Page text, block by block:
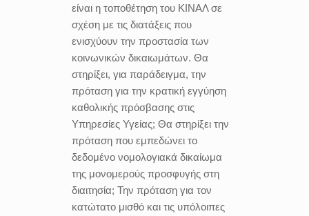
είναι η τοποθέτηση του ΚΙΝΑΛ σε
σχέση με τις διατάξεις που
ενισχύουν την προστασία των
κοινωνικών δικαιωμάτων. Θα
στηρίξει, για παράδειγμα, την
πρόταση για την κρατική εγγύηση
καθολικής πρόσβασης στις
Υπηρεσίες Υγείας; Θα στηρίξει την
πρόταση που εμπεδώνει το
δεδομένο νομολογιακά δικαίωμα
της μονομερούς προσφυγής στη
διαιτησία; Την πρόταση για τον
κατώτατο μισθό και τις υπόλοιπες